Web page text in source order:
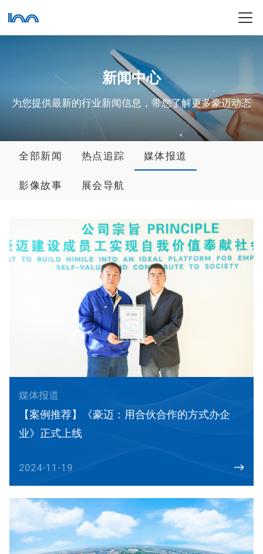
新闻中心
为您提供最新的行业新闻信息，带您了解更多豪迈动态
全部新闻 热点追踪 媒体报道
影像故事 展会导航
【案例推荐】《豪迈：用合伙合作的方式办企
业》正式上线
媒体报道
2024-11-19